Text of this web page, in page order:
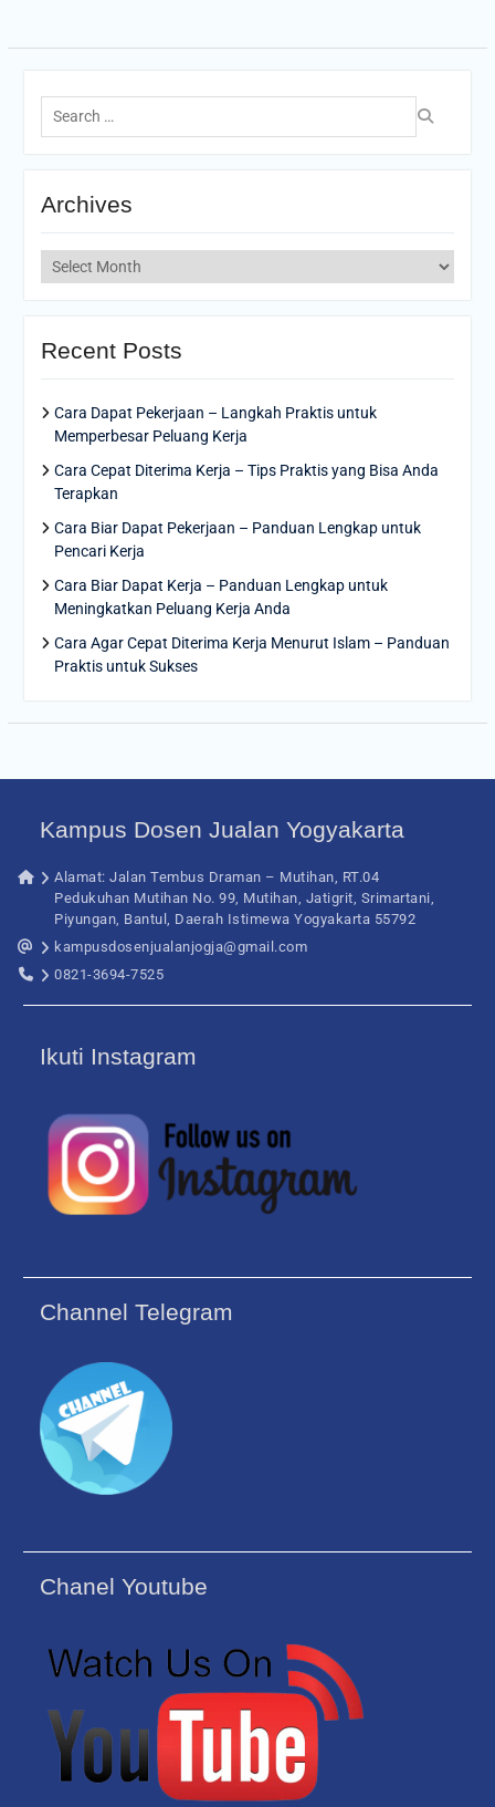
Search
for:
Archives
Archives
Recent Posts
Cara Dapat Pekerjaan – Langkah Praktis untuk
Memperbesar Peluang Kerja
Cara Cepat Diterima Kerja – Tips Praktis yang Bisa Anda
Terapkan
Cara Biar Dapat Pekerjaan – Panduan Lengkap untuk
Pencari Kerja
Cara Biar Dapat Kerja – Panduan Lengkap untuk
Meningkatkan Peluang Kerja Anda
Cara Agar Cepat Diterima Kerja Menurut Islam – Panduan
Praktis untuk Sukses
Kampus Dosen Jualan Yogyakarta
Alamat: Jalan Tembus Draman – Mutihan, RT.04
Pedukuhan Mutihan No. 99, Mutihan, Jatigrit, Srimartani,
Piyungan, Bantul, Daerah Istimewa Yogyakarta 55792
kampusdosenjualanjogja@gmail.com
0821-3694-7525
Ikuti Instagram
Channel Telegram
Chanel Youtube